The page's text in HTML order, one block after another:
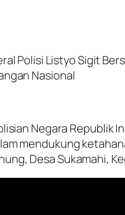
Polisi Listyo Sigit
Nasional
Negara Republik
mendukung
Desa Sukamahi,